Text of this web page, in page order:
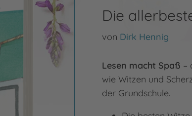
Die
von Dirk Hennig
Lesen macht Spaß –
wie Witzen und
der Grundschule.